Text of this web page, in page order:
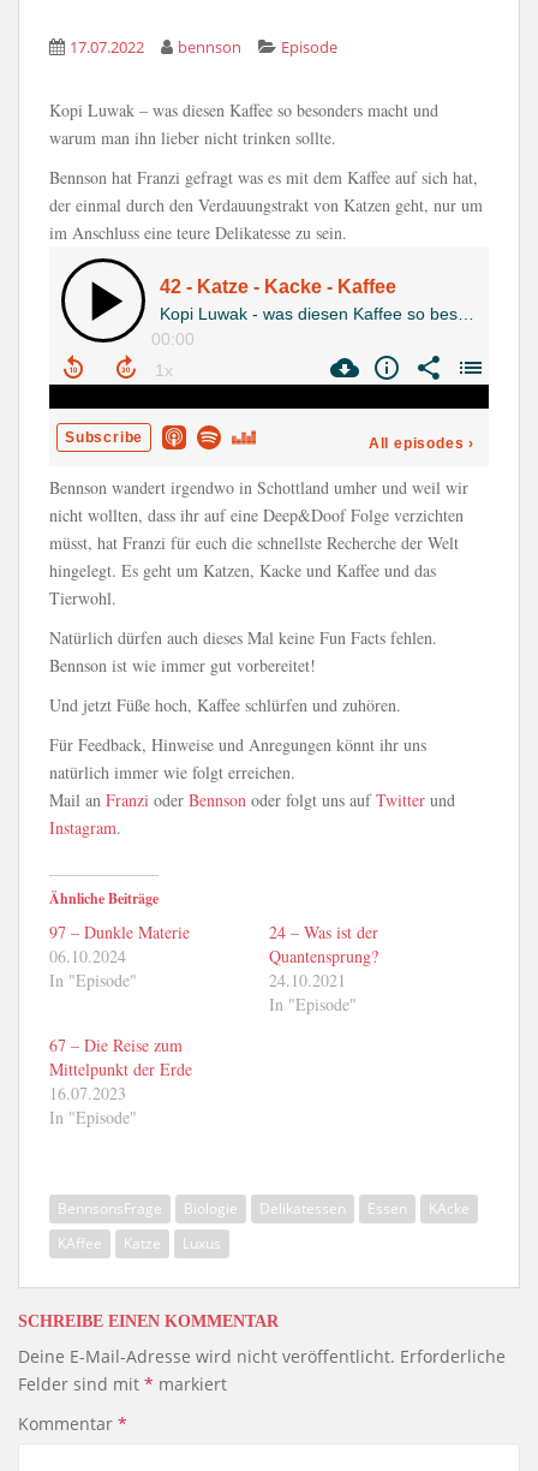
17.07.2022 bennson Episode
Kopi Luwak – was diesen Kaffee so besonders macht und
warum man ihn lieber nicht trinken sollte.
Bennson hat Franzi gefragt was es mit dem Kaffee auf sich hat,
der einmal durch den Verdauungstrakt von Katzen geht, nur um
im Anschluss eine teure Delikatesse zu sein.
Bennson wandert irgendwo in Schottland umher und weil wir
nicht wollten, dass ihr auf eine Deep&Doof Folge verzichten
müsst, hat Franzi für euch die schnellste Recherche der Welt
hingelegt. Es geht um Katzen, Kacke und Kaffee und das
Tierwohl.
Natürlich dürfen auch dieses Mal keine Fun Facts fehlen.
Bennson ist wie immer gut vorbereitet!
Und jetzt Füße hoch, Kaffee schlürfen und zuhören.
Für Feedback, Hinweise und Anregungen könnt ihr uns
natürlich immer wie folgt erreichen.
Mail an Franzi oder Bennson oder folgt uns aufTwitter und
Instagram.
Ähnliche Beiträge
97 – Dunkle Materie
06.10.2024
In "Episode"
24 – Was ist der
Quantensprung?
24.10.2021
In "Episode"
67 – Die Reise zum
Mittelpunkt der Erde
16.07.2023
In "Episode"
BennsonsFrage Biologie Delikatessen Essen
KAcke
KAffee
Katze Luxus
SCHREIBE EINEN KOMMENTAR
Deine E-Mail-Adresse wird nicht veröffentlicht. Erforderliche
Felder sind mit * markiert
Kommentar *